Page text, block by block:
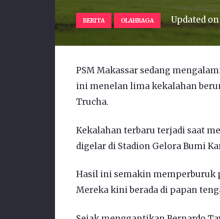
BERITA OLAHRAGA Updated
PSM Makassar sedang
ini menelan lima kekalahan
Trucha.
Kekalahan terbaru terjadi saat
digelar di Stadion Gelora Bumi
Hasil ini semakin memperburuk
Mereka kini berada di papan